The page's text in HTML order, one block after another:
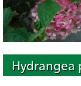
Hydrangea